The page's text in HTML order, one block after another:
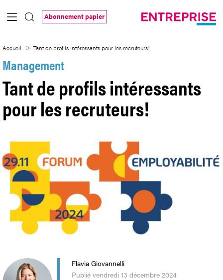
Saut au contenu principal
Abonnement papier
Accueil Tant de profils intéressants pour les recruteurs!
Management
Tant de profils intéressants
pour les recruteurs!
Flavia Giovannelli
Publié vendredi 13 décembre 2024